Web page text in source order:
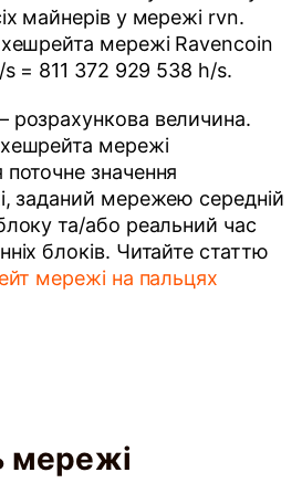
майнерів у мережі rvn.
мережі Ravencoin
s = 811 372 929 538 h/s.
величина.
мережі
значення
заданий мережею середній
та/або реальний час
блоків. Читайте статтю
мережі на пальцях
мережі